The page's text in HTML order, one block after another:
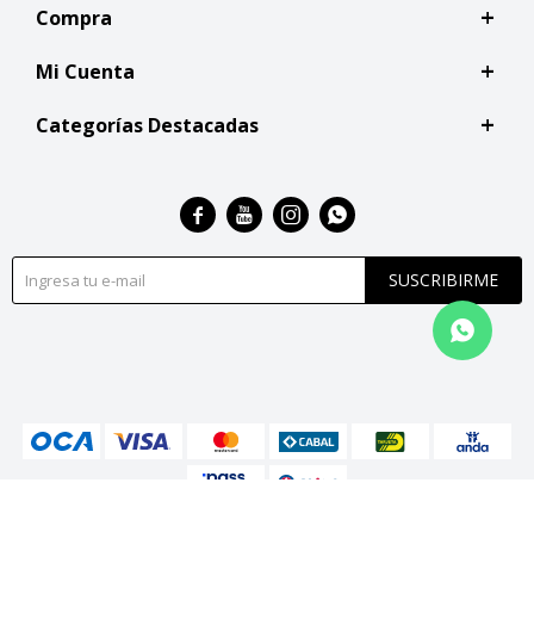
Compra
Mi Cuenta
Categorías Destacadas
SUSCRIBIRME
   